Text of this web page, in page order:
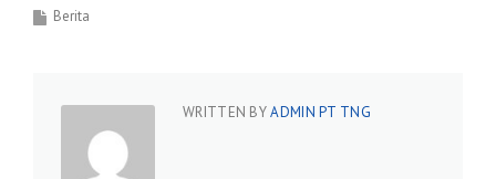
Berita
WRITTEN BYADMIN PT TNG